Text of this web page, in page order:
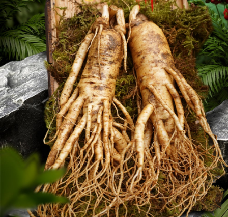
Sâm tươi Hàn Quốc 6 năm tuổiđược đóng trong hộp gồm 6 củ
to, sâm đẹp, nhiều rễ và số tuổi sâm được định ngay tại thân củ (
người dùng có thể kiểm tra sản phẩm ngay khi vừa nhận hàng-
một trong những cách nhận biết sâm đủ tuổi khá quan trọng).
- Với hình thức như vậy, hộp sâm 6 năm tuổi/6 củ ngoài mục đích
chăm sóc sức khỏe còn được dùng làm quà biếu tặng sếp, bạn
bè, người thân.
- 1 hộp bao gồm 6 củ nên nếu muốn tiết kiệm, khách hàng có thể